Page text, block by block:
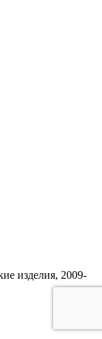
изделия, 2009-